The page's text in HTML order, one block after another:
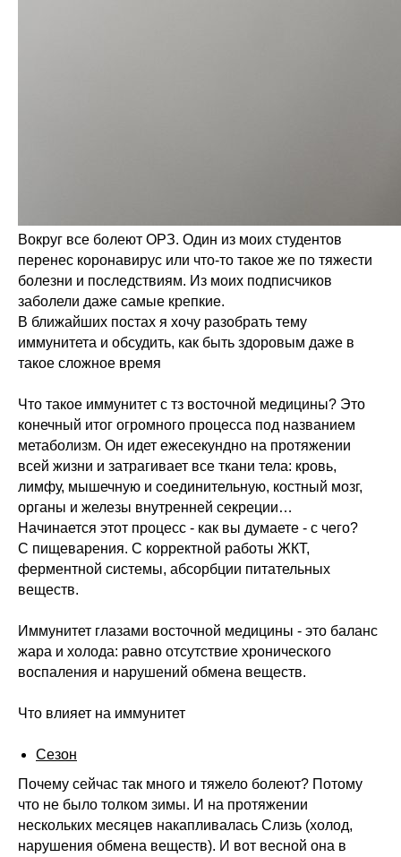
Вокруг все болеют ОРЗ. Один из моих студентов
перенес коронавирус или что-то такое же по тяжести
болезни и последствиям. Из моих подписчиков
заболели даже самые крепкие.
В ближайших постах я хочу разобрать тему
иммунитета и обсудить, как быть здоровым даже в
такое сложное время
Что такое иммунитет с тз восточной медицины? Это
конечный итог огромного процесса под названием
метаболизм. Он идет ежесекундно на протяжении
всей жизни и затрагивает все ткани тела: кровь,
лимфу, мышечную и соединительную, костный мозг,
органы и железы внутренней секреции…
Начинается этот процесс - как вы думаете - с чего?
С пищеварения. С корректной работы ЖКТ,
ферментной системы, абсорбции питательных
веществ.
Иммунитет глазами восточной медицины - это баланс
жара и холода: равно отсутствие хронического
воспаления и нарушений обмена веществ.
Что влияет на иммунитет
Сезон
Почему сейчас так много и тяжело болеют? Потому
что не было толком зимы. И на протяжении
нескольких месяцев накапливалась Слизь (холод,
нарушения обмена веществ). И вот весной она в